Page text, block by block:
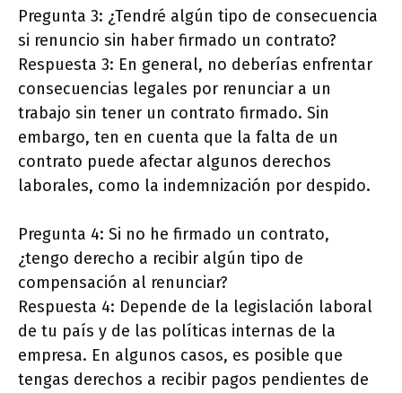
Pregunta 3: ¿Tendré algún tipo de consecuencia
si renuncio sin haber firmado un contrato?
Respuesta 3: En general, no deberías enfrentar
consecuencias legales por renunciar a un
trabajo sin tener un contrato firmado. Sin
embargo, ten en cuenta que la falta de un
contrato puede afectar algunos derechos
laborales, como la indemnización por despido.
Pregunta 4: Si no he firmado un contrato,
¿tengo derecho a recibir algún tipo de
compensación al renunciar?
Respuesta 4: Depende de la legislación laboral
de tu país y de las políticas internas de la
empresa. En algunos casos, es posible que
tengas derechos a recibir pagos pendientes de